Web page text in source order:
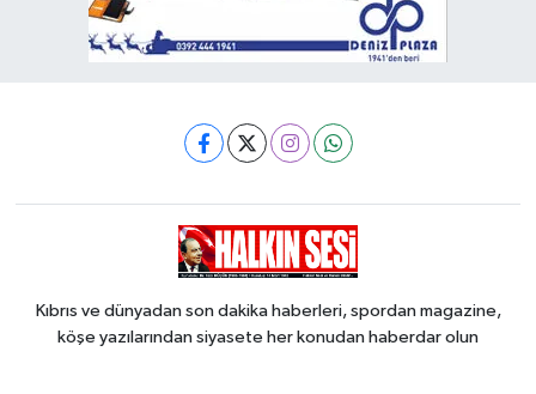
Kıbrıs ve dünyadan son dakika haberleri, spordan magazine,
köşe yazılarından siyasete her konudan haberdar olun